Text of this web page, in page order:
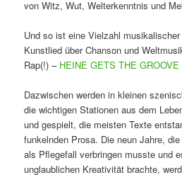
von Witz, Wut, Welterkenntnis und
Und so ist eine Vielzahl
Kunstlied über Chanson und
Rap(!) –HEINE GETS THE GROOVE
Dazwischen werden in kleinen
die wichtigen Stationen aus dem
und gespielt, die meisten Texte
funkelnden Prosa. Die neun Jahre,
als Pflegefall verbringen musste und
unglaublichen Kreativität brachte,